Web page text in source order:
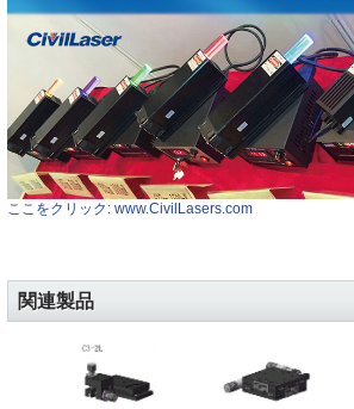
ここをクリック: www.CivilLasers.com
関連製品